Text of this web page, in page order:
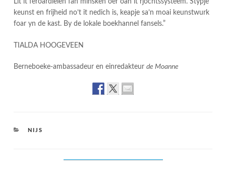
Lit it feroardielen fan minsken oer oan it rjochtssysteem. Stypje
keunst en frijheid no’t it nedich is, keapje sa’n moai keunstwurk
foar yn de kast. By de lokale boekhannel fansels.”
TIALDA HOOGEVEEN
Berneboeke-ambassadeur en einredakteur de Moanne
CATEGORIES
NIJS